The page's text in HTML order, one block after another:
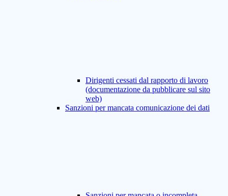
Dirigenti cessati dal rapporto di lavoro
(documentazione da pubblicare sul sito
web)
Sanzioni per mancata comunicazione dei dati